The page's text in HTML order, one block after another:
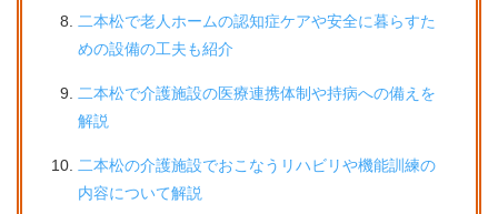
二本松で老人ホームの認知症ケアや安全に暮らすた
めの設備の工夫も紹介
二本松で介護施設の医療連携体制や持病への備えを
解説
二本松の介護施設でおこなうリハビリや機能訓練の
内容について解説